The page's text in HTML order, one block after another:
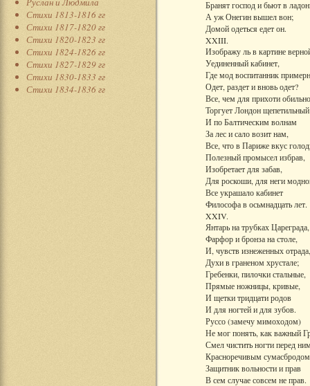
Стихи 1813-1816 гг
Стихи 1817-1820 гг
Стихи 1820-1823 гг
Стихи 1824-1826 гг
Стихи 1827-1829 гг
Стихи 1830-1833 гг
Стихи 1834-1836 гг
Бранят господ и бьют в
А уж Онегин вышел вон;
Домой одеться едет он.
XXIII.
Изображу ль в картине
Уединенный кабинет,
Где мод воспитанник
Одет, раздет и вновь одет?
Все, чем для прихоти
Торгует Лондон щепетильный
И по Балтическим волнам
За лес и сало возит нам,
Все, что в Париже вкус
Полезный промысел избрав,
Изобретает для забав,
Для роскоши, для неги
Все украшало кабинет
Философа в осьмнадцать лет.
XXIV.
Янтарь на трубках Цареграда,
Фарфор и бронза на столе,
И, чувств изнеженных отрада,
Духи в граненом хрустале;
Гребенки, пилочки стальные,
Прямые ножницы, кривые,
И щетки тридцати родов
И для ногтей и для зубов.
Руссо (замечу мимоходом)
Не мог понять, как важный
Смел чистить ногти перед
Красноречивым
Защитник вольности и прав
В сем случае совсем не прав.